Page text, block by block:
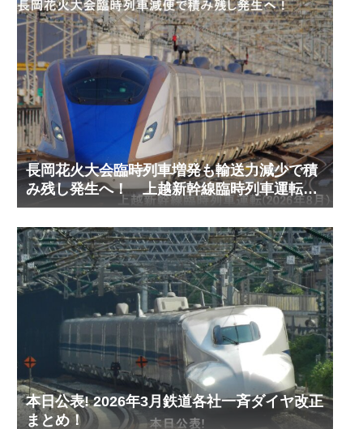
長岡花火大会臨時列車増発も輸送力減少で積
み残し発生へ！ 上越新幹線臨時列車運転
(2026年8月)
本日公表! 2026年3月鉄道各社一斉ダイヤ改正
まとめ！